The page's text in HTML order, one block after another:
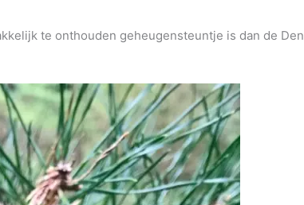
te onthouden geheugensteuntje is dan de Den